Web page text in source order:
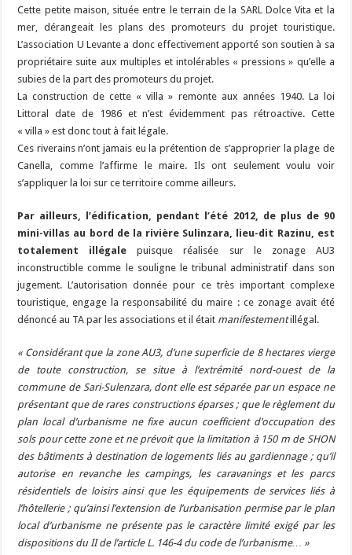
Cette petite maison, située entre le terrain de la SARL Dolce Vita et la
mer, dérangeait les plans des promoteurs du projet touristique.
L’association U Levante a donc effectivement apporté son soutien à sa
propriétaire suite aux multiples et intolérables « pressions » qu’elle a
subies de la part des promoteurs du projet.
La construction de cette « villa » remonte aux années 1940. La loi
Littoral date de 1986 et n’est évidemment pas rétroactive. Cette
« villa » est donc tout à fait légale.
Ces riverains n’ont jamais eu la prétention de s’approprier la plage de
Canella, comme l’affirme le maire. Ils ont seulement voulu voir
s’appliquer la loi sur ce territoire comme ailleurs.
Par ailleurs, l’édification, pendant l’été 2012, de plus de 90
mini-villas au bord de la rivière Sulinzara, lieu-dit Razinu, est
totalement illégale puisque réalisée sur le zonage AU3
inconstructible comme le souligne le tribunal administratif dans son
jugement. L’autorisation donnée pour ce très important complexe
touristique, engage la responsabilité du maire : ce zonage avait été
dénoncé au TA par les associations et il était manifestementillégal.
« Considérant que la zone AU3, d’une superficie de 8 hectares vierge
de toute construction, se situe à l’extrémité nord-ouest de la
commune de Sari-Sulenzara, dont elle est séparée par un espace ne
présentant que de rares constructions éparses ; que le règlement du
plan local d’urbanisme ne fixe aucun coefficient d’occupation des
sols pour cette zone et ne prévoit que la limitation à 150 m de SHON
des bâtiments à destination de logements liés au gardiennage ; qu’il
autorise en revanche les campings, les caravanings et les parcs
résidentiels de loisirs ainsi que les équipements de services liés à
l’hôtellerie ; qu’ainsi l’extension de l’urbanisation permise par le plan
local d’urbanisme ne présente pas le caractère limité exigé par les
dispositions du II de l’article L. 146-4 du code de l’urbanisme… »